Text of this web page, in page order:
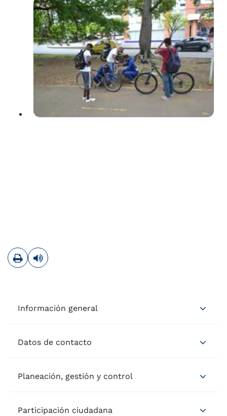
ImprimirLeer contenido
Información general
Datos de contacto
Planeación, gestión y control
Participación ciudadana